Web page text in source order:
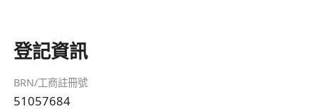
登記資訊
BRN/工商註冊號
51057684